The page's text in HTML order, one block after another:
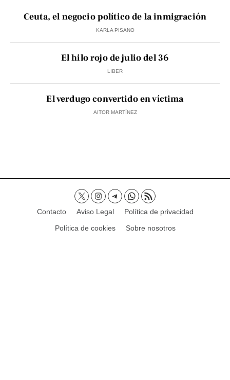
Ceuta, el negocio político de la inmigración
KARLA PISANO
El hilo rojo de julio del 36
LIBER
El verdugo convertido en víctima
AITOR MARTÍNEZ
Contacto Aviso Legal
Política de privacidad
Política de cookies
Sobre nosotros